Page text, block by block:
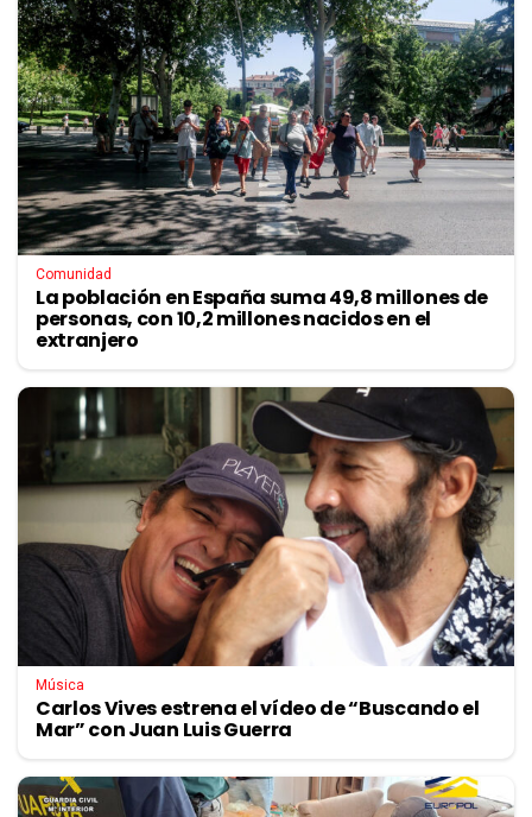
Comunidad
La población en España suma 49,8 millones de
personas, con 10,2 millones nacidos en el
extranjero
Música
Carlos Vives estrena el vídeo de “Buscando el
Mar” con Juan Luis Guerra